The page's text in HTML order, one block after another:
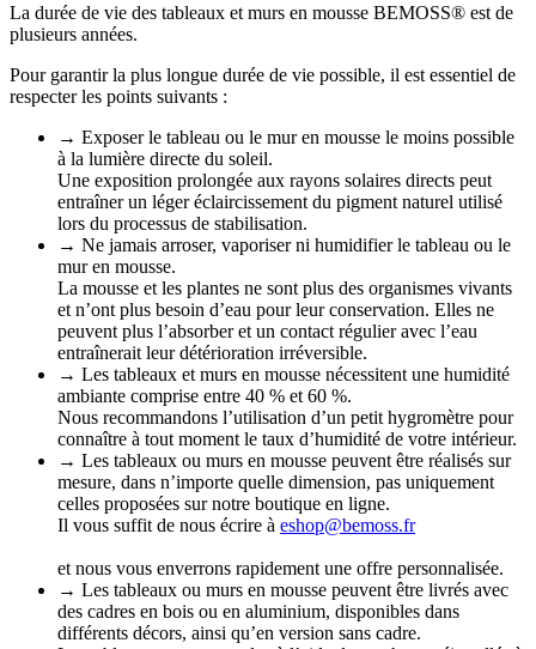
La durée de vie des tableaux et murs en mousse BEMOSS® est de
plusieurs années.
Pour garantir la plus longue durée de vie possible, il est essentiel de
respecter les points suivants :
→ Exposer le tableau ou le mur en mousse le moins possible
à la lumière directe du soleil.
Une exposition prolongée aux rayons solaires directs peut
entraîner un léger éclaircissement du pigment naturel utilisé
lors du processus de stabilisation.
→ Ne jamais arroser, vaporiser ni humidifier le tableau ou le
mur en mousse.
La mousse et les plantes ne sont plus des organismes vivants
et n’ont plus besoin d’eau pour leur conservation. Elles ne
peuvent plus l’absorber et un contact régulier avec l’eau
entraînerait leur détérioration irréversible.
→ Les tableaux et murs en mousse nécessitent une humidité
ambiante comprise entre 40 % et 60 %.
Nous recommandons l’utilisation d’un petit hygromètre pour
connaître à tout moment le taux d’humidité de votre intérieur.
→ Les tableaux ou murs en mousse peuvent être réalisés sur
mesure, dans n’importe quelle dimension, pas uniquement
celles proposées sur notre boutique en ligne.
Il vous suffit de nous écrire à eshop@bemoss.fr
et nous vous enverrons rapidement une offre personnalisée.
→ Les tableaux ou murs en mousse peuvent être livrés avec
des cadres en bois ou en aluminium, disponibles dans
différents décors, ainsi qu’en version sans cadre.